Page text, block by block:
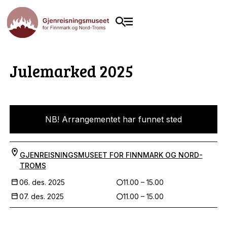
Julemarked 2025
NB! Arrangementet har funnet sted
GJENREISNINGSMUSEET FOR FINNMARK OG NORD-
TROMS
06. des. 2025
11.00 – 15.00
07. des. 2025
11.00 – 15.00